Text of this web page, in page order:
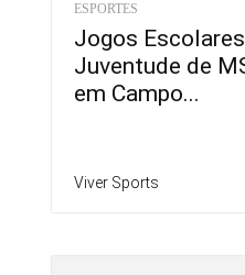
ESPORTES
Jogos
Juventude de
em Campo...
Viver Sports